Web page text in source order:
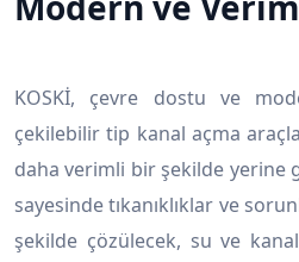
KOSKİ, çevre dostu ve
çekilebilir tip kanal açma
daha verimli bir şekilde yerine
sayesinde tıkanıklıklar ve
şekilde çözülecek, su ve